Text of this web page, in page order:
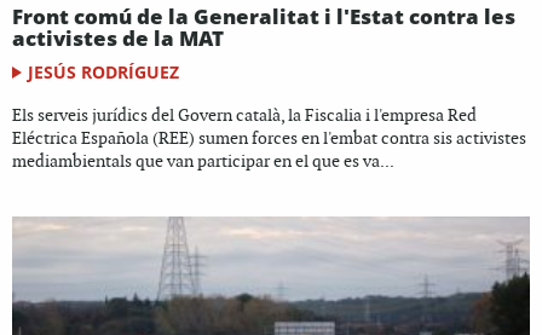
Front comú de la Generalitat i l'Estat contra les
activistes de la MAT
JESÚS RODRÍGUEZ
Els serveis jurídics del Govern català, la Fiscalia i l'empresa Red
Eléctrica Española (REE) sumen forces en l'embat contra sis activistes
mediambientals que van participar en el que es va...